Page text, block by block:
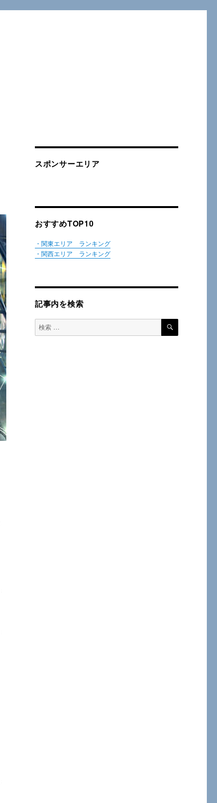
スポンサーエリア
おすすめTOP10
・関東エリア ランキング
・関西エリア ランキング
記事内を検索
検
索
検